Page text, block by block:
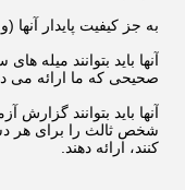
به جز کیفیت پایدار آنها
آنها باید بتوانند میله
صحیحی که ما ارائه می
شخص ثالث را برای هر
کنند، ارائه دهند.